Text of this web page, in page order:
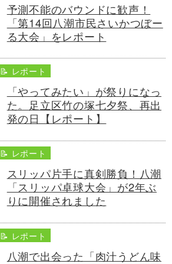
予測不能のバウンドに歓声！
「第14回八潮市民さいかつぼー
る大会」をレポート
📝 レポート
「やってみたい」が祭りになっ
た。足立区竹の塚七夕祭、再出
発の日【レポート】
📝 レポート
スリッパ片手に真剣勝負！八潮
「スリッパ卓球大会」が2年ぶ
りに開催されました
📝 レポート
八潮で出会った「肉汁うどん味